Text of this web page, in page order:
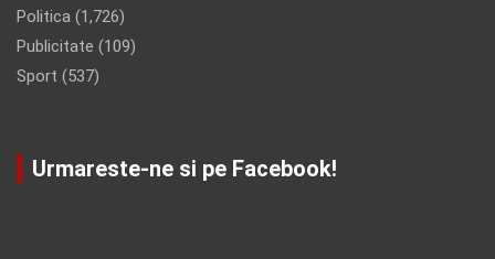
Politica (1,726)
Publicitate (109)
Sport (537)
Urmareste-ne si pe Facebook!